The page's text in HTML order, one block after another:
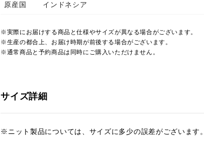
原産国 インドネシア
※実際にお届けする商品と仕様やサイズが異なる場合がございます。
※生産の都合上、お届け時期が前後する場合がございます。
※通常商品と予約商品は同時にご購入いただけません。
サイズ詳細
※ニット製品については、サイズに多少の誤差がございます。